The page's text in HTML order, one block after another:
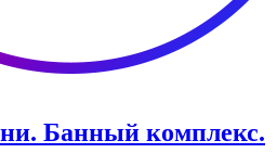
Банный комплекс.